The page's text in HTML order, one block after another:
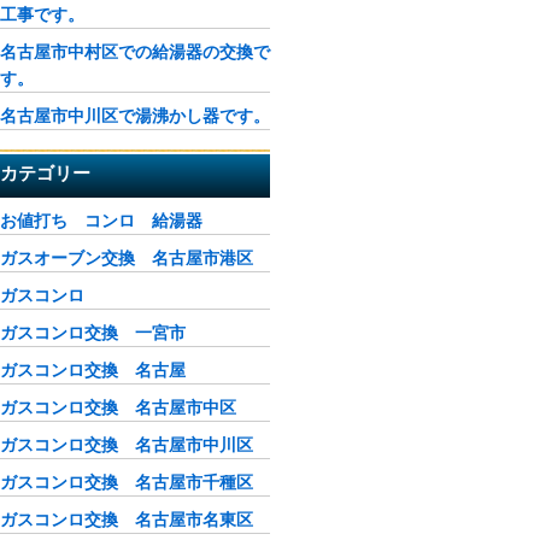
工事です。
名古屋市中村区での給湯器の交換で
す。
名古屋市中川区で湯沸かし器です。
カテゴリー
お値打ち コンロ 給湯器
ガスオーブン交換 名古屋市港区
ガスコンロ
ガスコンロ交換 一宮市
ガスコンロ交換 名古屋
ガスコンロ交換 名古屋市中区
ガスコンロ交換 名古屋市中川区
ガスコンロ交換 名古屋市千種区
ガスコンロ交換 名古屋市名東区